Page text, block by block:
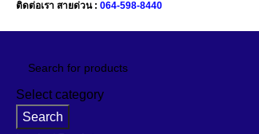
ติดต่อเรา สายด่วน : 064-598-8440
Select category
Search